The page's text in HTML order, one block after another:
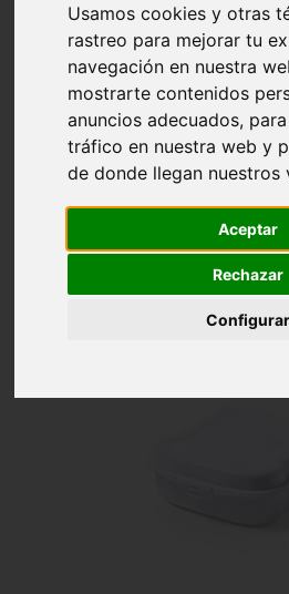
Usamos cookies y otras
rastreo para mejorar tu
navegación en nuestra
mostrarte contenidos
anuncios adecuados,
tráfico en nuestra web y
de donde llegan nuestros
Aceptar
Rechazar
Configurar
Inicio TAKE AWAY
TAKE AWAY
Mostrando 1-24 de